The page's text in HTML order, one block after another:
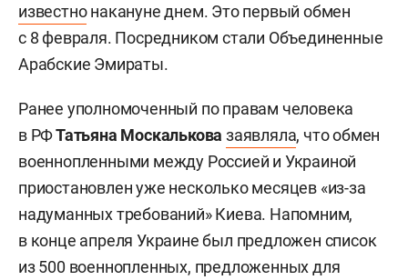
известнонакануне днем. Это первый обмен
с 8 февраля. Посредником стали Объединенные
Арабские Эмираты.
Ранее уполномоченный по правам человека
в РФТатьяна Москалькова заявляла, что обмен
военнопленными между Россией и Украиной
приостановлен уже несколько месяцев «из-за
надуманных требований» Киева. Напомним,
в конце апреля Украине был предложен список
из 500 военнопленных, предложенных для